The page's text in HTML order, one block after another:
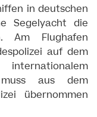
in deutschen
Segelyacht die
Am Flughafen
auf dem
aus dem
übernommen